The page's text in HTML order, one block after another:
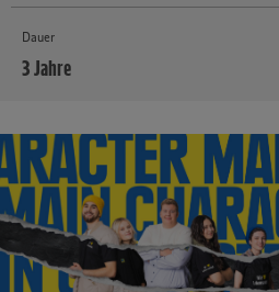
Dauer
3 Jahre